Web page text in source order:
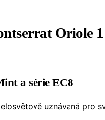
Oriole
a série EC8
uznávaná pro